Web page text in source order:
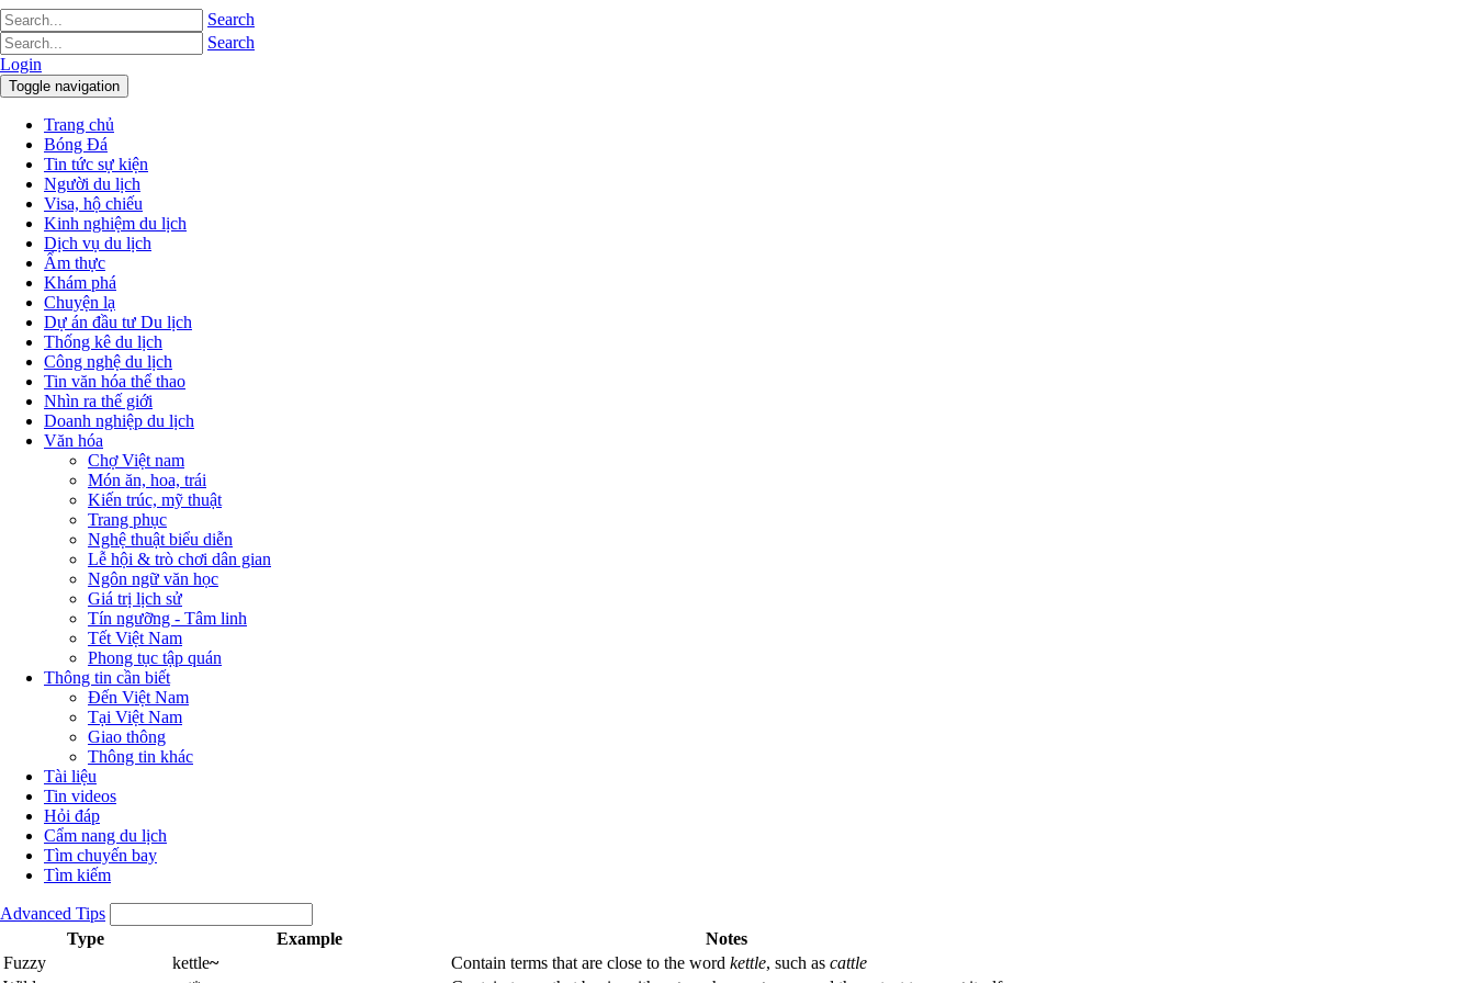
Search
Search
Login
Toggle navigation
Trang chủ
Bóng Đá
Tin tức sự kiện
Người du lịch
Visa, hộ chiếu
Kinh nghiệm du lịch
Dịch vụ du lịch
Ẩm thực
Khám phá
Chuyện lạ
Dự án đầu tư Du lịch
Thống kê du lịch
Công nghệ du lịch
Tin văn hóa thể thao
Nhìn ra thế giới
Doanh nghiệp du lịch
Văn hóa
Chợ Việt nam
Món ăn, hoa, trái
Kiến trúc, mỹ thuật
Trang phục
Nghệ thuật biểu diễn
Lễ hội & trò chơi dân gian
Ngôn ngữ văn học
Giá trị lịch sử
Tín ngưỡng - Tâm linh
Tết Việt Nam
Phong tục tập quán
Thông tin cần biết
Đến Việt Nam
Tại Việt Nam
Giao thông
Thông tin khác
Tài liệu
Tin videos
Hỏi đáp
Cẩm nang du lịch
Tìm chuyến bay
Tìm kiếm
Advanced Tips
Type
Example
Notes
Fuzzy
kettle~ Contain terms that are close to the word kettle, such as cattle